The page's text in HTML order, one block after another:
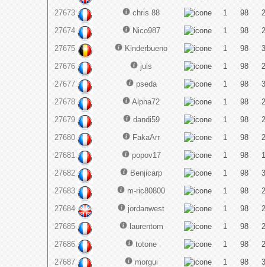
27673
chris 88 1 98
2
27674
Nico987 1 98
2
27675
Kinderbueno 1 98
3
27676
juls 1 98
2
27677
pseda 1 98
3
27678
Alpha72 1 98
2
27679
dandi59 1 98
2
27680
FakaArr 1 98
2
27681
popov17 1 98
1
27682
Benjicarp 1 98
3
27683
m-ric80800 1 98
2
27684
jordanwest 1 98
2
27685
laurentom 1 98
2
27686
totone 1 98
2
27687
morgui 1 98
3